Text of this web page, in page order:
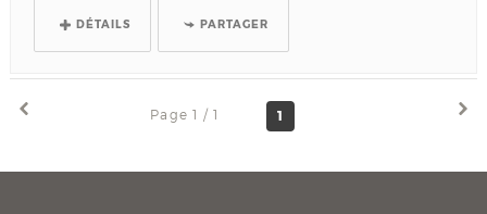
DÉTAILS PARTAGER
Page 1 / 1 1